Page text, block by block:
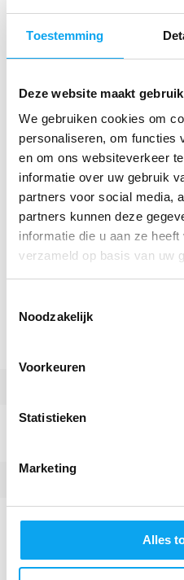
Toestemming
Deze website maakt
We gebruiken cookies om
personaliseren, om functies
en om ons websiteverkeer
informatie over uw gebruik
partners voor social media,
partners kunnen deze
informatie die u aan ze
verzameld op basis van uw
Noodzakelijk
Voorkeuren
Statistieken
Marketing
Alles
Afneembare mesh
klittenband aan de
Dikte van 5 cm,
Gemaakt van stevig
balans tussen comfort
Klittenband aan de
stevigheid en veiligheid
Zitbreedte 50 cm
Max.
Met dit zitkussen bent u
Specificaties
Geschikt voor rolstoel met
Anti-decubitus